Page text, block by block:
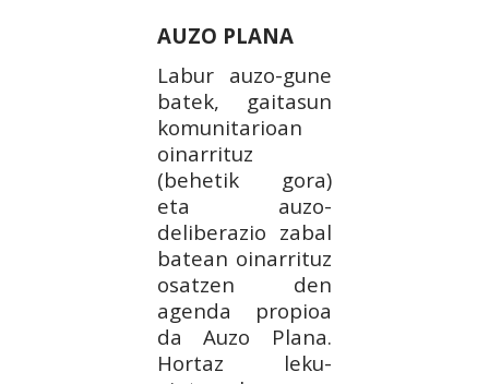
AUZO PLANA
Labur auzo-gune
batek, gaitasun
komunitarioan
oinarrituz
(behetik gora)
eta auzo-
deliberazio zabal
batean oinarrituz
osatzen den
agenda propioa
da Auzo Plana.
Hortaz leku-